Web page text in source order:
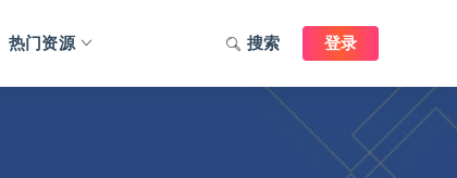
热门资源 登录
搜索